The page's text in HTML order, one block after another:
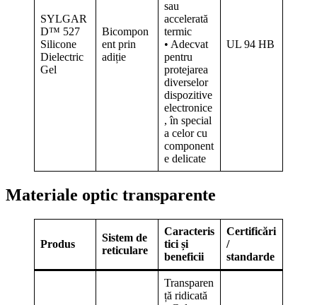
SYLGAR
D™ 527
Silicone
Dielectric
Gel
Bicompon
ent prin
adiție
sau
accelerată
termic
• Adecvat
pentru
protejarea
diverselor
dispozitive
electronice
, în special
a celor cu
component
e delicate
UL 94 HB
Materiale optic transparente
Produs
Sistem de
reticulare
Caracteris
tici și
beneficii
Certificări
/
standarde
Transparen
ță ridicată